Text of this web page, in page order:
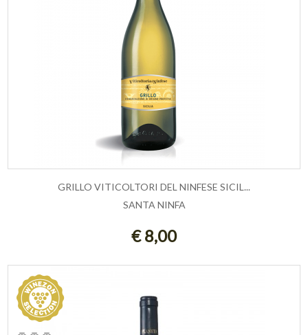
ESAURITO
GRILLO VITICOLTORI DEL NINFESE SICIL...
SANTA NINFA
€ 8,00